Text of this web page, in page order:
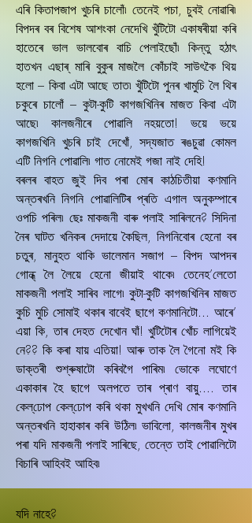
এৰি কিতাপজাপ খুচৰি চালোঁ৷ তেনেই পচা, চুবই নোৱাৰি৷
বিপদৰ বৰ বিশেষ আশংকা নেদেখি খুঁটিটো একাষৰীয়া কৰি
হাতেৰে ভাল ভালবোৰ বাচি পেলাইছোঁ৷ কিন্তু হঠাৎ
হাতখন এছাৰ্‌ মাৰি বুকুৰ মাজলৈ কোঁচাই সাউৎকৈ থিয়
হলো – কিবা এটা আছে তাত৷ খুঁটিটো পুনৰ খামুচি লৈ থিৰ
চকুৰে চালোঁ – কুটা-কুটি কাগজখিনিৰ মাজত কিবা এটা
আছে৷ কালজনীৰে পোৱালি নহয়তো! ভয়ে ভয়ে
কাগজখিনি খুচৰি চাই দেখোঁ, সদ্যজাত ৰঙচুৱা কোমল
এটি নিগনি পোৱালি৷ গাত নোমেই গজা নাই দেহি!
বৰলৰ বাহত জুই দিব পৰা মোৰ কাঠচিতীয়া কণমানি
অন্তৰখনি নিগনি পোৱালিটিৰ প্ৰতি এগাল অনুকম্পাৰে
ওপচি পৰিল৷ ছেঃ মাকজনী বাৰু পলাই সাৰিলনে? সিদিনা
নৈৰ ঘাটত খনিকৰ দেদায়ে কৈছিল, নিগনিবোৰ হেনো বৰ
চতুৰ, মানুহত থাকি ভালেমান সজাগ – বিপদ আপদৰ
গোন্ধ্‌ লৈ লৈয়ে হেনো জীয়াই থাকে৷ তেনেহ’লেতো
মাকজনী পলাই সাৰিব লাগে৷ কুটা-কুটি কাগজখিনিৰ মাজত
কুচি মুচি সোমাই থকাৰ বাবেই ছাগে কণমানিটো... আৰে’
এয়া কি, তাৰ দেহত দেখোন ঘাঁ! খুটিটোৰ খোঁচ লাগিয়েই
নে?? কি কৰা যায় এতিয়া! আৰু তাক লৈ গৈনো মই কি
ডাক্তৰী শুশ্ৰুষাটো কৰিবগৈ পাৰিম৷ ভোকে লঘোণে
একাকাৰ হৈ ছাগে অলপতে তাৰ প্ৰাণ বায়ু.... তাৰ
কেল্‌ঢোপ কেল্‌ঢোপ কৰি থকা মুখখনি দেখি মোৰ কণমানি
অন্তৰখনি হাহাকাৰ কৰি উঠিল৷ ভাবিলো, কালজনীৰ মুখৰ
পৰা যদি মাকজনী পলাই সাৰিছে, তেন্তে তাই পোৱালিটো
বিচাৰি আহিবই আহিব৷
যদি নাহে?